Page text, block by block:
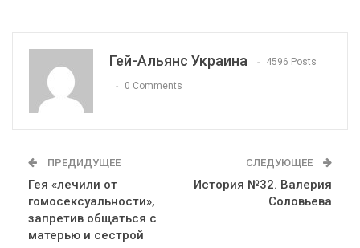
Гей-Альянс Украина 4596 Posts
0 Comments
ПРЕДИДУЩЕЕ
Гея «лечили от
гомосексуальности»,
запретив общаться с
матерью и сестрой
СЛЕДУЮЩЕЕ
История №32. Валерия
Соловьева